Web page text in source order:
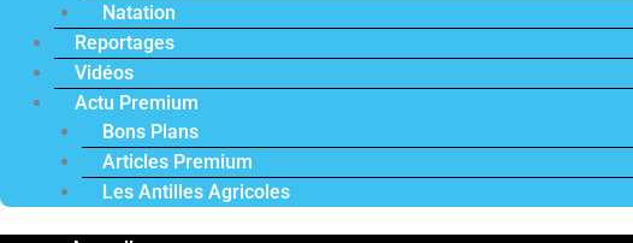
Natation
Reportages
Vidéos
Actu Premium
Bons Plans
Articles Premium
Les Antilles Agricoles